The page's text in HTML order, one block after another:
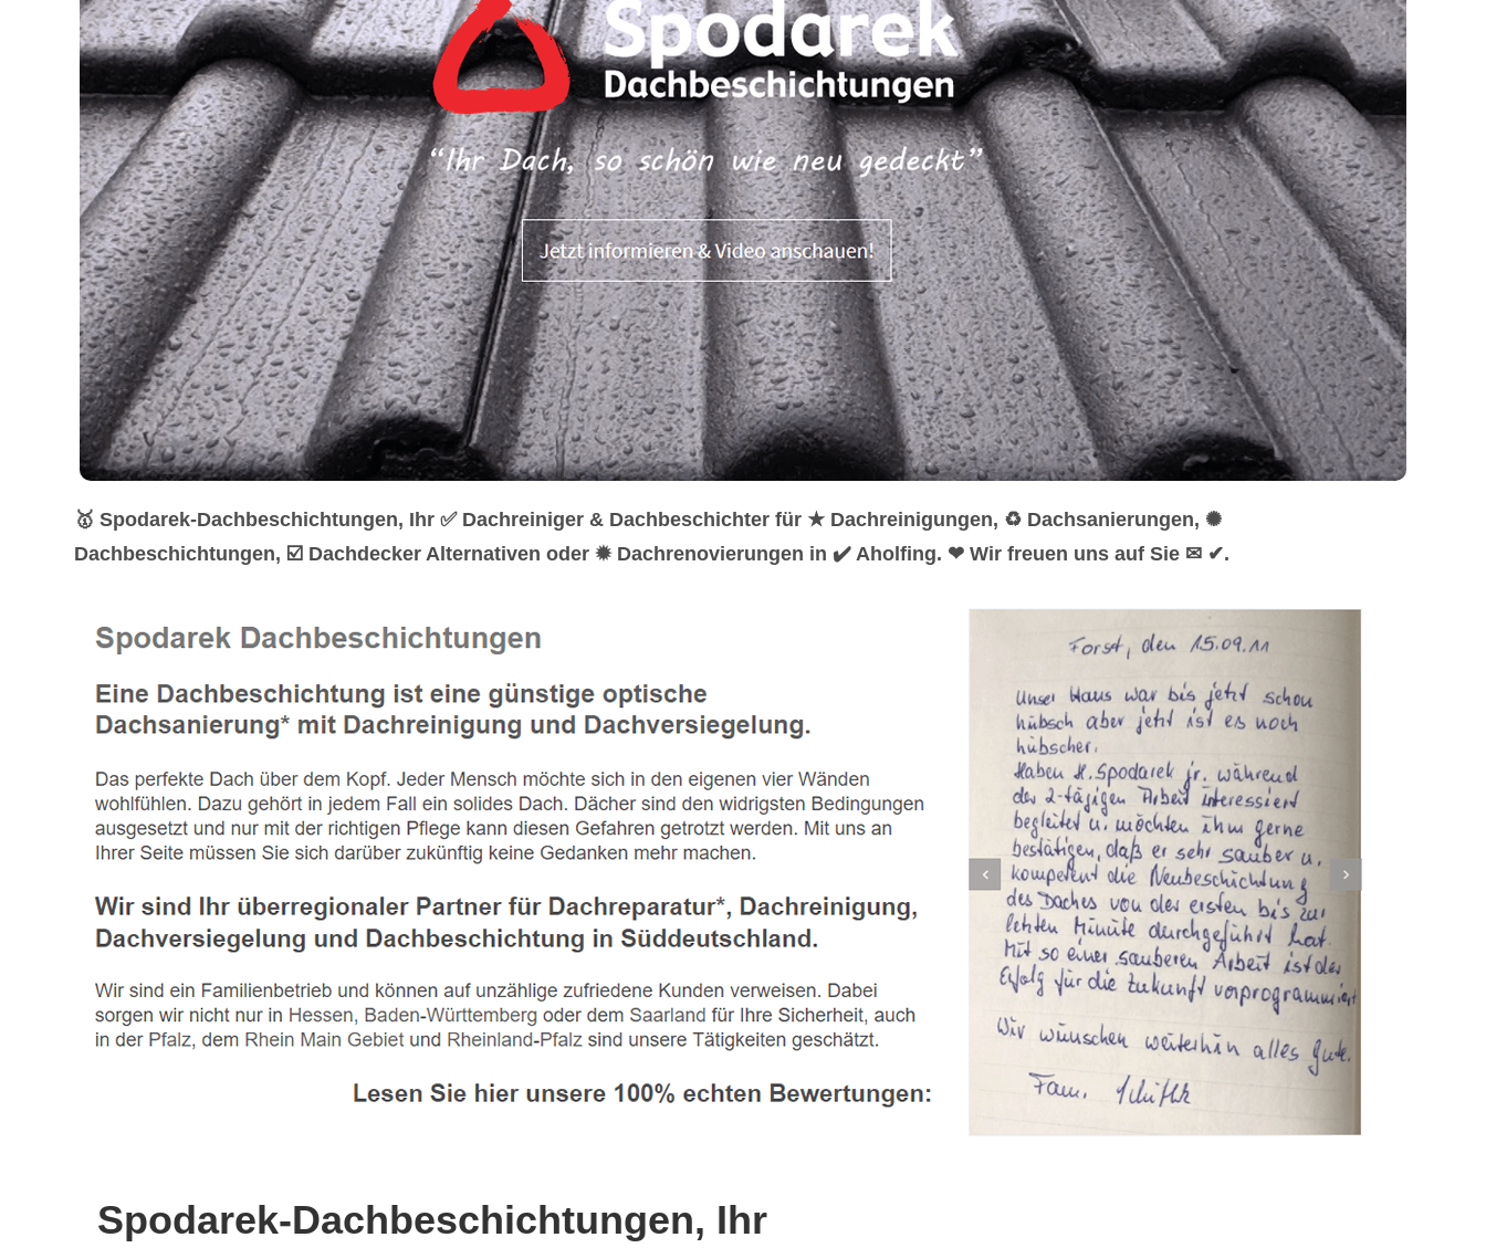
🥇 Spodarek-Dachbeschichtungen, Ihr ✅ Dachreiniger & Dachbeschichter für ★ Dachreinigungen, ♻ Dachsanierungen, ✺
Dachbeschichtungen, ☑️ Dachdecker Alternativen oder ✹ Dachrenovierungen in ✔️ Aholfing. ❤ Wir freuen uns auf Sie ✉ ✔.
Spodarek-Dachbeschichtungen, Ihr